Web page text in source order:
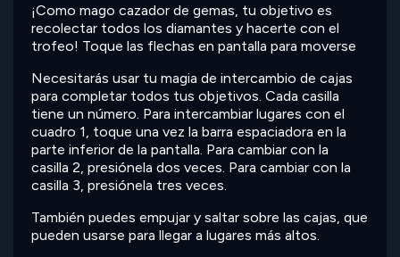
¡Como mago cazador de gemas, tu objetivo es
recolectar todos los diamantes y hacerte con el
trofeo! Toque las flechas en pantalla para moverse
Necesitarás usar tu magia de intercambio de cajas
para completar todos tus objetivos. Cada casilla
tiene un número. Para intercambiar lugares con el
cuadro 1, toque una vez la barra espaciadora en la
parte inferior de la pantalla. Para cambiar con la
casilla 2, presiónela dos veces. Para cambiar con la
casilla 3, presiónela tres veces.
También puedes empujar y saltar sobre las cajas, que
pueden usarse para llegar a lugares más altos.